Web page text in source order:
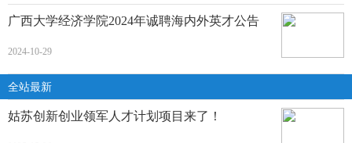
广西大学经济学院2024年诚聘海内外英才公告
2024-10-29
全站最新
姑苏创新创业领军人才计划项目来了！